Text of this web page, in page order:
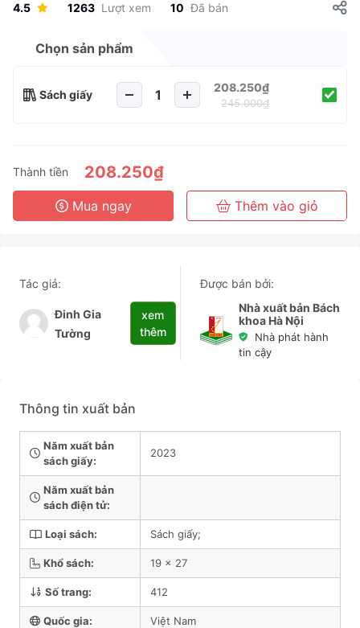
4.5 1263 Lượt xem 10 Đã bán
Chọn sản phẩm
Sách giấy
208.250₫
245.000₫
Thành tiền 208.250₫
Mua ngay Thêm vào giỏ
Tác giả:
Đinh Gia
Tường
xem
thêm
Được bán bởi:
Nhà xuất bản Bách
khoa Hà Nội
Nhà phát hành
tin cậy
Thông tin xuất bản
Năm xuất bản
sách giấy:
2023
Năm xuất bản
sách điện tử:
Loại sách: Sách giấy;
Khổ sách: 19 x 27
Số trang: 412
Quốc gia: Việt Nam